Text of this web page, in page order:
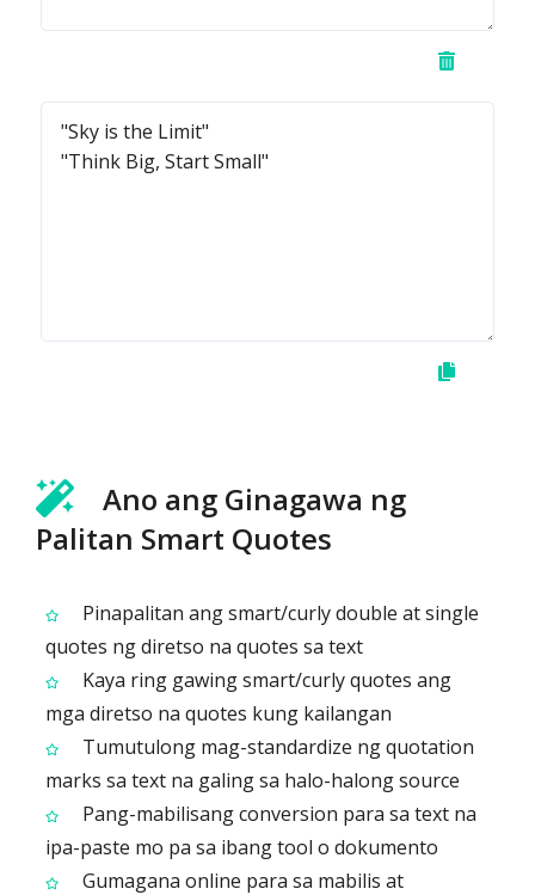
Ano ang Ginagawa ng
Palitan Smart Quotes
Pinapalitan ang smart/curly double at single
quotes ng diretso na quotes sa text
Kaya ring gawing smart/curly quotes ang
mga diretso na quotes kung kailangan
Tumutulong mag-standardize ng quotation
marks sa text na galing sa halo-halong source
Pang-mabilisang conversion para sa text na
ipa-paste mo pa sa ibang tool o dokumento
Gumagana online para sa mabilis at